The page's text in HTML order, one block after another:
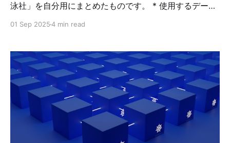
泳社」を自分用にまとめたものです。 * 使用するデータ
す。 【SQL】MySQL(MariaDB)を使ったSQL学習用のサ
いこなせるかが、初級者と中級者の分かれ目 * CASE式
はある列の値を別の値に読み替えているだけ * 他のSQL
ツール（集約関数等）と組み合わせることで威力を発揮
する * やっかいなバグを防ぐために、ELSE句を必ず書
く（ELSE句を省略するとELSE NULL扱いとなる）
CASE式の演習 演習1：単純CASE式と検索CASE式 課
題：employeesテーブルを使って下記のデータを表示し
01 Sep 20254 min read